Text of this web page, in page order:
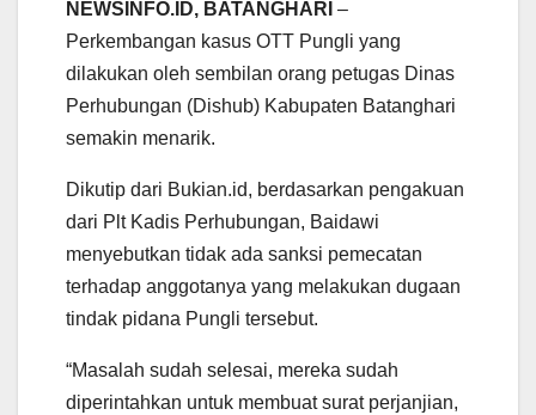
a
t
A
p
p
c
e
o
o
k
i
t
t
e
r
a
i
l
e
r
a
a
r
NEWSINFO.ID, BATANGHARI –
Perkembangan kasus OTT Pungli yang
dilakukan oleh sembilan orang petugas Dinas
Perhubungan (Dishub) Kabupaten Batanghari
semakin menarik.
Dikutip dari Bukian.id, berdasarkan pengakuan
dari Plt Kadis Perhubungan, Baidawi
menyebutkan tidak ada sanksi pemecatan
terhadap anggotanya yang melakukan dugaan
tindak pidana Pungli tersebut.
“Masalah sudah selesai, mereka sudah
diperintahkan untuk membuat surat perjanjian,